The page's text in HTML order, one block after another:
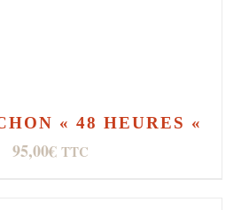
« 48 HEURES «
95,00€ TTC